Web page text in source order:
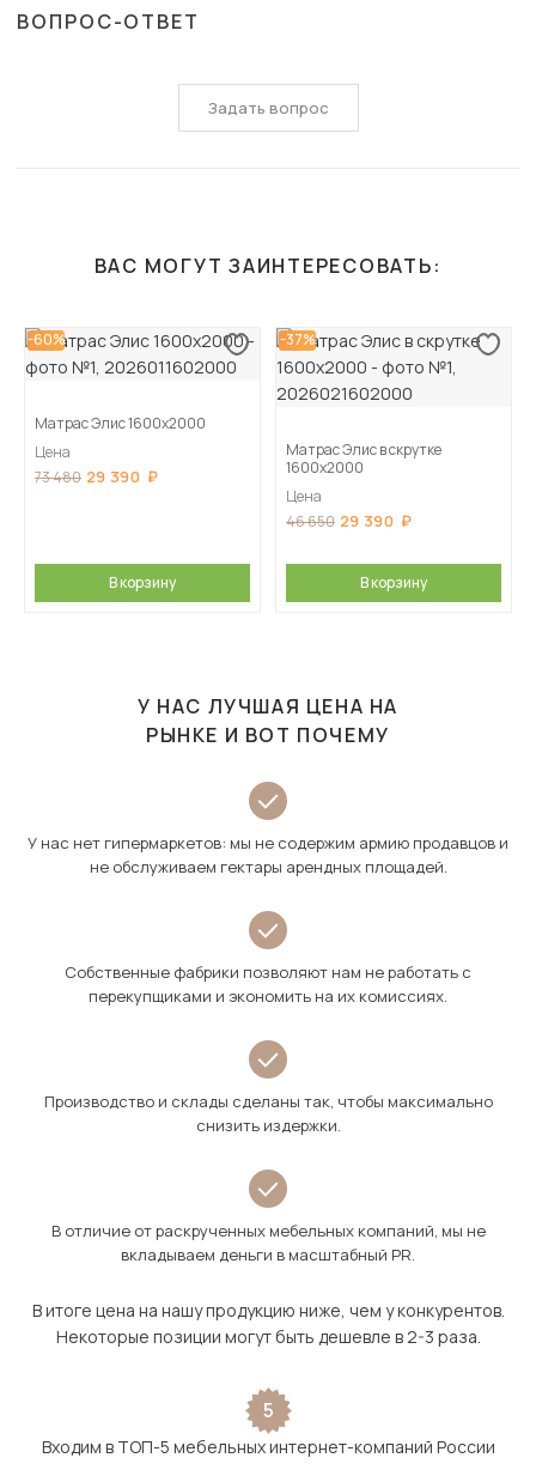
ВОПРОС-ОТВЕТ
Задать вопрос
ВАС МОГУТ ЗАИНТЕРЕСОВАТЬ:
-60%
Матрас Элис 1600х2000
Цена
73 480 29 390
В корзину
-37%
Матрас Элис в скрутке
1600х2000
Цена
46 650 29 390
В корзину
У НАС ЛУЧШАЯ ЦЕНА НА
РЫНКЕ И ВОТ ПОЧЕМУ
У нас нет гипермаркетов: мы не содержим армию продавцов и
не обслуживаем гектары арендных площадей.
Собственные фабрики позволяют нам не работать с
перекупщиками и экономить на их комиссиях.
Производство и склады сделаны так, чтобы максимально
снизить издержки.
В отличие от раскрученных мебельных компаний, мы не
вкладываем деньги в масштабный PR.
В итоге цена на нашу продукцию ниже, чем у конкурентов.
Некоторые позиции могут быть дешевле в 2-3 раза.
5
Входим в ТОП-5 мебельных интернет-компаний России